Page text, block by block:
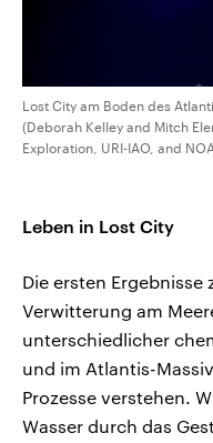
Lost City am Boden des
(Deborah Kelley and Mitch
Exploration, URI-IAO, and
Leben in Lost City
Die ersten Ergebnisse
Verwitterung am
unterschiedlicher
und im Atlantis-
Prozesse verstehen.
Wasser durch das